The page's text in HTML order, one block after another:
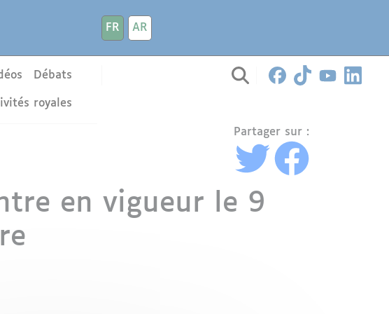
FR
AR
Débats
royales
Partager sur :
en vigueur le 9